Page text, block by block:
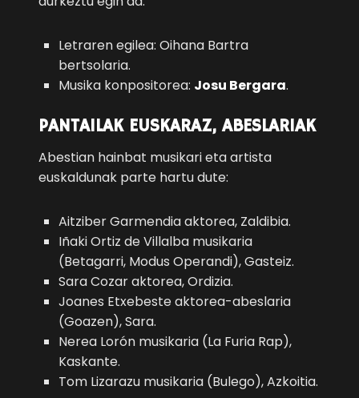
Letraren egilea: Oihana Bartra
bertsolaria.
Musika konpositorea: Josu Bergara.
PANTAILAK EUSKARAZ, ABESLARIAK
Abestian hainbat musikari eta artista
euskaldunak parte hartu dute:
Aitziber Garmendia aktorea, Zaldibia.
Iñaki Ortiz de Villalba musikaria
(Betagarri, Modus Operandi), Gasteiz.
Sara Cozar aktorea, Ordizia.
Joanes Etxebeste aktorea-abeslaria
(Goazen), Sara.
Nerea Lorón musikaria (La Furia Rap),
Kaskante.
Tom Lizarazu musikaria (Bulego), Azkoitia.